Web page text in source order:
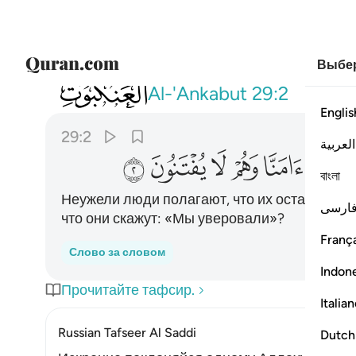
العربية
বাংলা
Dutch
029Al-'Ankabut 29:2
احسب الناس ان يتركوا ان يقولوا امنا وهم
29:2
ﲘ ﲙﲚﲛﲜﲝ
Неужели люди полагают, что их оставят и
что они скажут: «Мы уверовали»?
Слово за словом
Прочитайте тафсир.
Russian Tafseer Al Saddi